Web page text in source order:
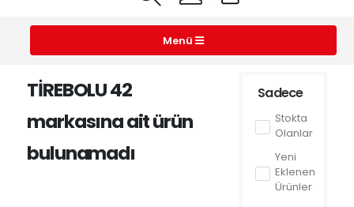
Menü
Sadece
Stokta
Olanlar
Yeni
Eklenen
Ürünler
TİREBOLU 42
markasına ait ürün
bulunamadı